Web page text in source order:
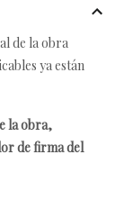
de la obra
ya están
la obra,
de firma del